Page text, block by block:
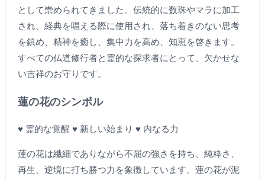
として崇められてきました。伝統的に数珠やマラに加工
され、経典を唱える際に使用され、落ち着きのない思考
を鎮め、精神を癒し、集中力を高め、知恵を啓きます。
すべての仏道修行者と霊的な探求者にとって、欠かせな
い吉祥のお守りです。
蓮の花のシンボル
♥ 霊的な覚醒 ♥ 新しい始まり ♥ 内なる力
蓮の花は繊細でありながら不屈の強さを持ち、純粋さ、
再生、逆境に打ち勝つ力を象徴しています。蓮の花が泥